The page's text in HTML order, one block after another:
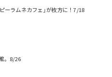
ーラムネカフェ｣が枚方に！7/18
。8/26